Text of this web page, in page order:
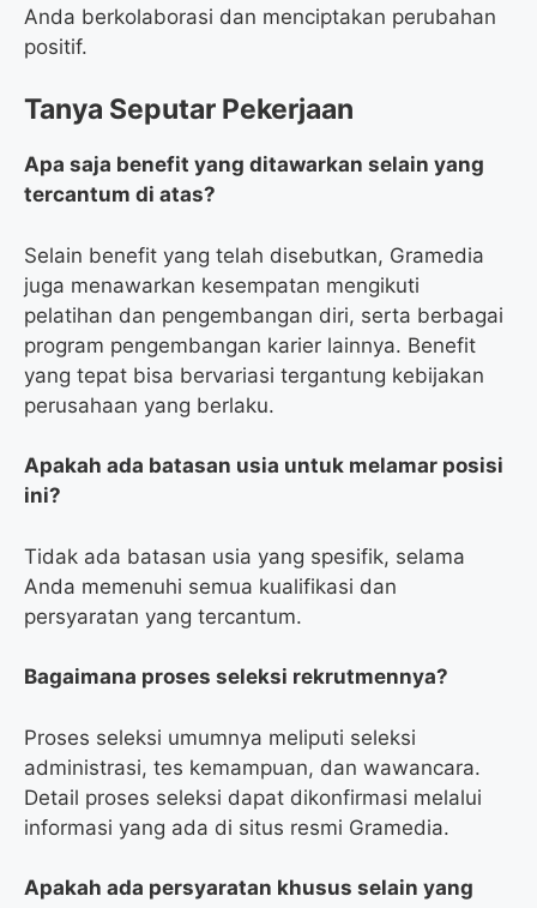
Anda berkolaborasi dan menciptakan perubahan
positif.
Tanya Seputar Pekerjaan
Apa saja benefit yang ditawarkan selain yang
tercantum di atas?
Selain benefit yang telah disebutkan, Gramedia
juga menawarkan kesempatan mengikuti
pelatihan dan pengembangan diri, serta berbagai
program pengembangan karier lainnya. Benefit
yang tepat bisa bervariasi tergantung kebijakan
perusahaan yang berlaku.
Apakah ada batasan usia untuk melamar posisi
ini?
Tidak ada batasan usia yang spesifik, selama
Anda memenuhi semua kualifikasi dan
persyaratan yang tercantum.
Bagaimana proses seleksi rekrutmennya?
Proses seleksi umumnya meliputi seleksi
administrasi, tes kemampuan, dan wawancara.
Detail proses seleksi dapat dikonfirmasi melalui
informasi yang ada di situs resmi Gramedia.
Apakah ada persyaratan khusus selain yang